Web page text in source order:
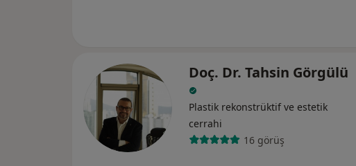
Doç. Dr. Tahsin Görgülü
Plastik rekonstrüktif ve estetik
cerrahi
16 görüş